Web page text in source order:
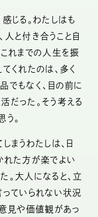
じる。わたしはも
と付き合うこと自
れまでの人生を振
くれたのは、多く
でもなく、目の前に
った。そう考える
。
まうわたしは、日
れた方が楽でよい
。大人になると、立
っていられない状況
見や価値観があっ